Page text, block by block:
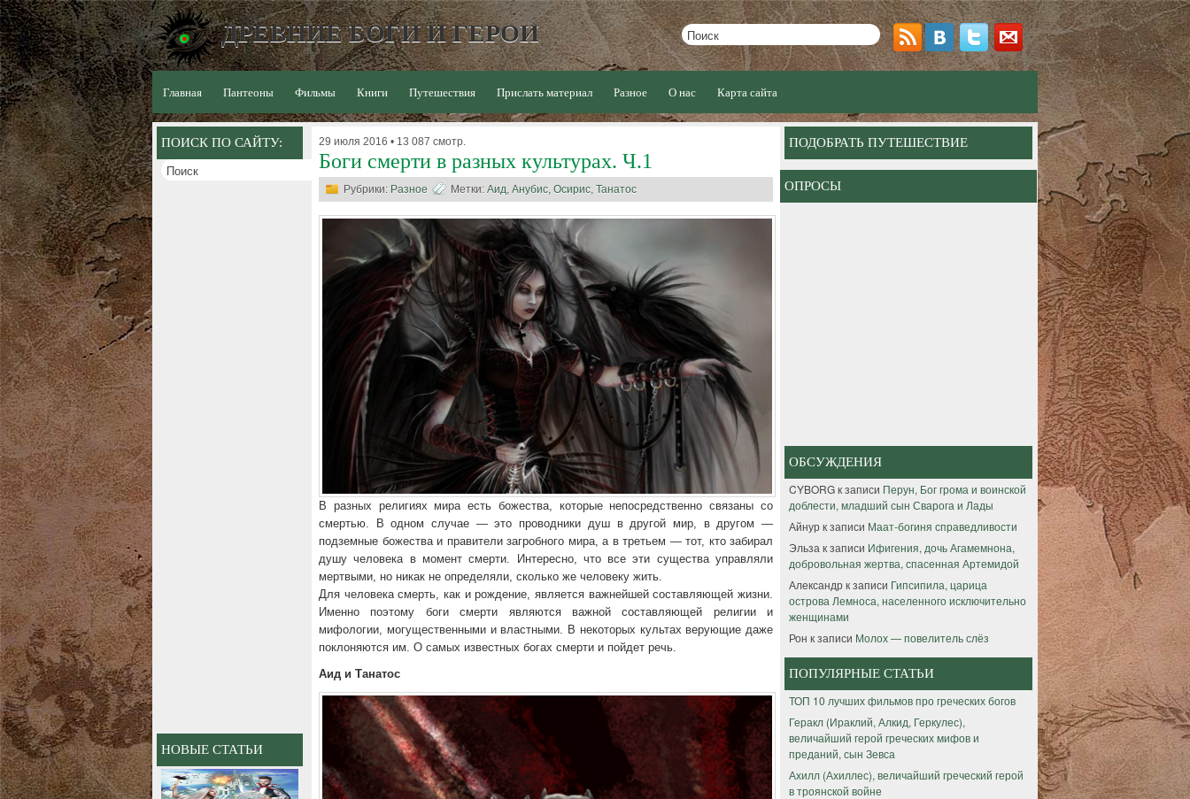
ДРЕВНИЕ БОГИ И ГЕРОИ
Главная Пантеоны Фильмы Книги Путешествия Прислать материал Разное О нас Карта сайта
ПОИСК ПО САЙТУ:
НОВЫЕ СТАТЬИ
29 июля 2016 • 13 087 смотр.
Боги смерти в разных культурах. Ч.1
Рубрики: Разное Метки: Аид, Анубис, Осирис, Танатос
В разных религиях мира есть божества, которые непосредственно связаны со
смертью. В одном случае — это проводники душ в другой мир, в другом —
подземные божества и правители загробного мира, а в третьем — тот, кто забирал
душу человека в момент смерти. Интересно, что все эти существа управляли
мертвыми, но никак не определяли, сколько же человеку жить.
Для человека смерть, как и рождение, является важнейшей составляющей жизни.
Именно поэтому боги смерти являются важной составляющей религии и
мифологии, могущественными и властными. В некоторых культах верующие даже
поклоняются им. О самых известных богах смерти и пойдет речь.
Аид и Танатос
ПОДОБРАТЬ ПУТЕШЕСТВИЕ
ОПРОСЫ
ОБСУЖДЕНИЯ
CYBORGк записи Перун, Бог грома и воинской
доблести, младший сын Сварога и Лады
Айнурк записи Маат-богиня справедливости
Эльза к записи Ифигения, дочь Агамемнона,
добровольная жертва, спасенная Артемидой
Александрк записи Гипсипила, царица
острова Лемноса, населенного исключительно
женщинами
Рон к записи Молох — повелитель слёз
ПОПУЛЯРНЫЕ СТАТЬИ
ТОП 10 лучших фильмов про греческих богов
Геракл (Ираклий, Алкид, Геркулес),
величайший герой греческих мифов и
преданий, сын Зевса
Ахилл (Ахиллес), величайший греческий герой
в троянской войне